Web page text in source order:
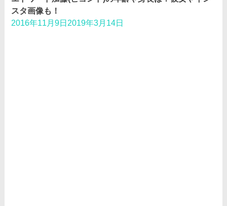
スタ画像も！
2016年11月9日2019年3月14日